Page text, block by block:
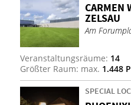
CAR­MEN
ZELS­AU
Am
Veranstaltungsräume: 14
Größter Raum: max. 1.448
SPECIAL